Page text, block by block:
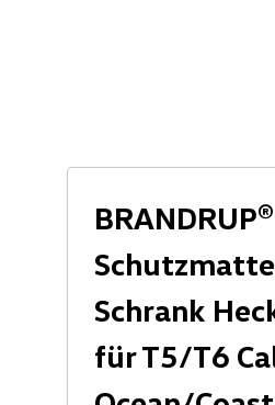
BRANDRUP®
Schrank
für T5/T6